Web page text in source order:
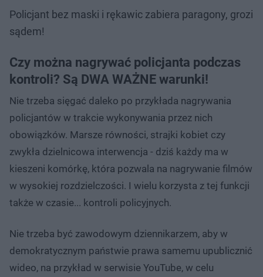
Policjant bez maski i rękawic zabiera paragony, grozi
sądem!
Czy można nagrywać policjanta podczas
kontroli? Są DWA WAŻNE warunki!
Nie trzeba sięgać daleko po przykłada nagrywania
policjantów w trakcie wykonywania przez nich
obowiązków. Marsze równości, strajki kobiet czy
zwykła dzielnicowa interwencja - dziś każdy ma w
kieszeni komórkę, która pozwala na nagrywanie filmów
w wysokiej rozdzielczości. I wielu korzysta z tej funkcji
także w czasie... kontroli policyjnych.
Nie trzeba być zawodowym dziennikarzem, aby w
demokratycznym państwie prawa samemu upublicznić
wideo, na przykład w serwisie YouTube, w celu